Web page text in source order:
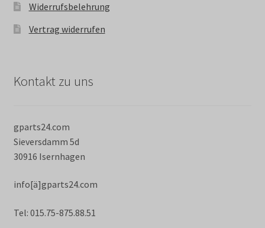
Widerrufsbelehrung
Vertrag widerrufen
Kontakt zu uns
gparts24.com
Sieversdamm 5d
30916 Isernhagen
info[ä]gparts24.com
Tel: 015.75-875.88.51